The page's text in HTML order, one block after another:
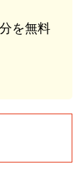
を無料